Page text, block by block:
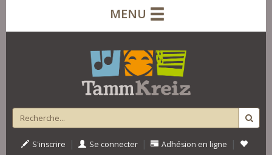
MENU
S'inscrire | Se connecter | Adhésion en ligne |